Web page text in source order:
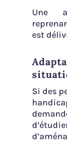
Une
est
Si des